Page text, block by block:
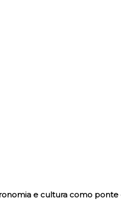
e cultura como